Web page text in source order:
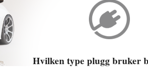
Hvilken type plugg bruker